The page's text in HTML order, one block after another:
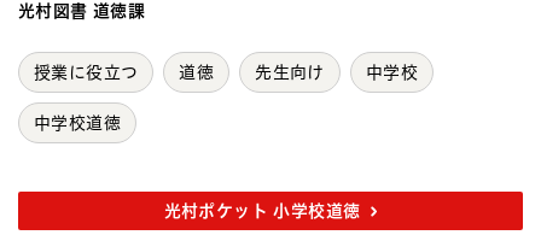
光村図書 道徳課
授業に役立つ 道徳 先生向け 中学校
中学校道徳
光村ポケット 小学校道徳